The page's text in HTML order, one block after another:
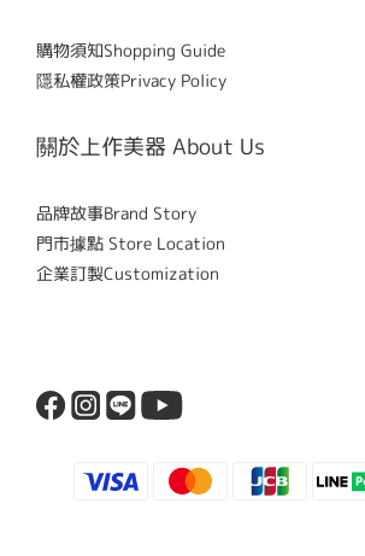
購物須知Shopping Guide
隱私權政策Privacy Policy
關於上作美器 About Us
品牌故事Brand Story
門市據點 Store Location
企業訂製Customization